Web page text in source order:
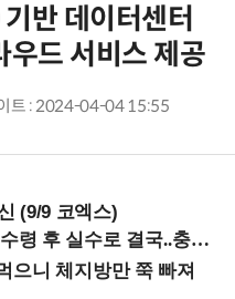
반 데이터센터
드 서비스 제공
트 : 2024-04-04 15:55
(9/9 코엑스)